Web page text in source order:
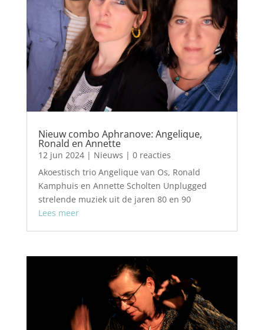
Nieuw combo Aphranove: Angelique,
Ronald en Annette
12 jun 2024| Nieuws | 0 reacties
Akoestisch trio Angelique van Os, Ronald
Kamphuis en Annette Scholten Unplugged
strelende muziek uit de jaren 80 en 90
Lees meer